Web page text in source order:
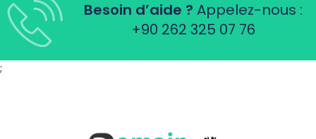
Besoin d’aide ? Appelez-nous :
+90 262 325 07 76
;